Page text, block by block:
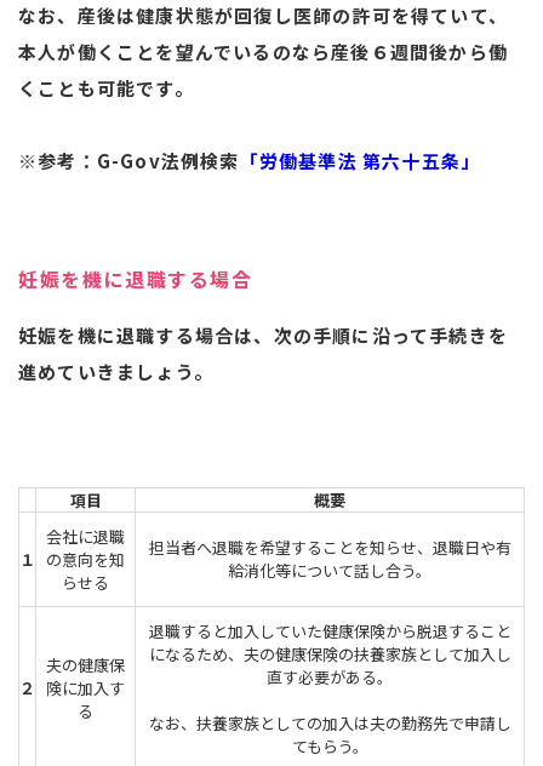
なお、産後は健康状態が回復し医師の許可を得ていて、
本人が働くことを望んでいるのなら産後６週間後から働
くことも可能です。
※参考：G-Gov法例検索 「労働基準法 第六十五条」
妊娠を機に退職する場合
妊娠を機に退職する場合は、次の手順に沿って手続きを
進めていきましょう。
項目 概要
１
会社に退職
の意向を知
らせる
担当者へ退職を希望することを知らせ、退職日や有
給消化等について話し合う。
２
夫の健康保
険に加入す
る
退職すると加入していた健康保険から脱退すること
になるため、夫の健康保険の扶養家族として加入し
直す必要がある。
なお、扶養家族としての加入は夫の勤務先で申請し
てもらう。